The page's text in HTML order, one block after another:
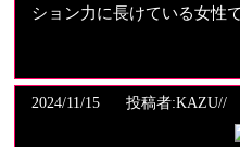
【料金納得度】
KARENさんと会えるのな
【プレイ内容】
ベッドの端に座った私の前
ション力に長けている女性で
各種割引もたくさんあるの
と思われます。
2024/11/15 投稿者:KAZU//